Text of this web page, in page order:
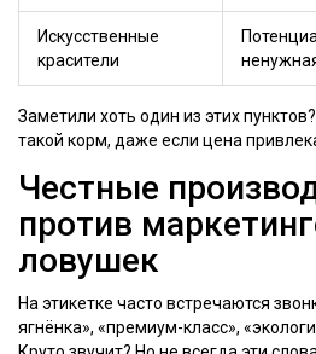
Искусственные
красители
Заметили хоть один из этих
такой корм, даже если цена
Честные
против
ловушек
На этикетке часто встречаются
ягнёнка», «премиум-класс»,